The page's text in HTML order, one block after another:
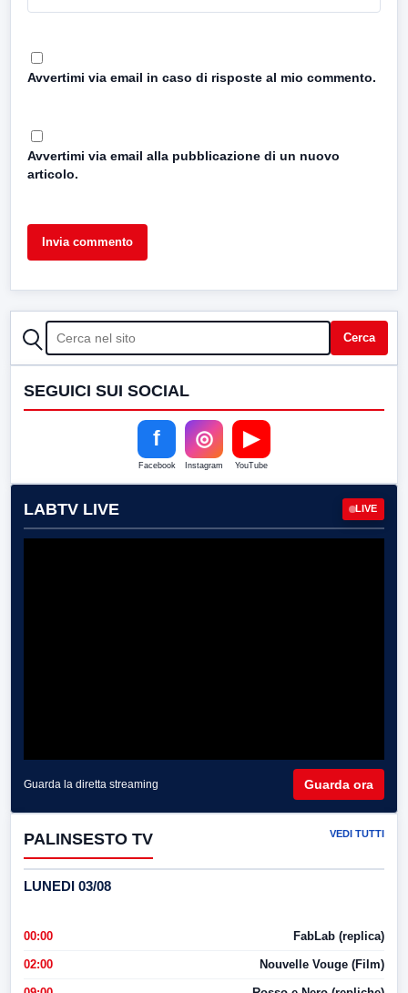
Avvertimi via email in caso di risposte al mio commento.
Avvertimi via email alla pubblicazione di un nuovo
articolo.
CERCA Cerca
SEGUICI SUI SOCIAL
f
Facebook
◎
Instagram
▶
YouTube
LABTV LIVE LIVE
Guarda la diretta streaming Guarda ora
PALINSESTO TV VEDI TUTTI
LUNEDI 03/08
00:00 FabLab (replica)
02:00 Nouvelle Vouge (Film)